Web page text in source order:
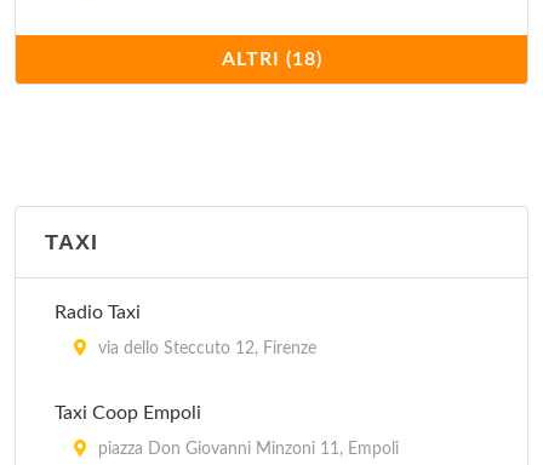
Cucina speedy, stuzzicherie
via Starnina 68, Firenze
Cucina, assaggi vini
Cucina, tutti livelli
Fattoria degli Usignoli
ALTRI (18)
TAXI
Radio Taxi
via dello Steccuto 12, Firenze
Taxi Coop Empoli
piazza Don Giovanni Minzoni 11, Empoli